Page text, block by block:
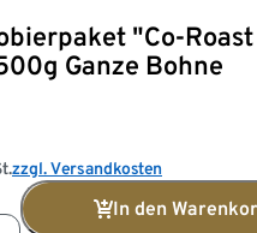
"Co-
Ganze Bohne
zzgl. Versandkosten
In den